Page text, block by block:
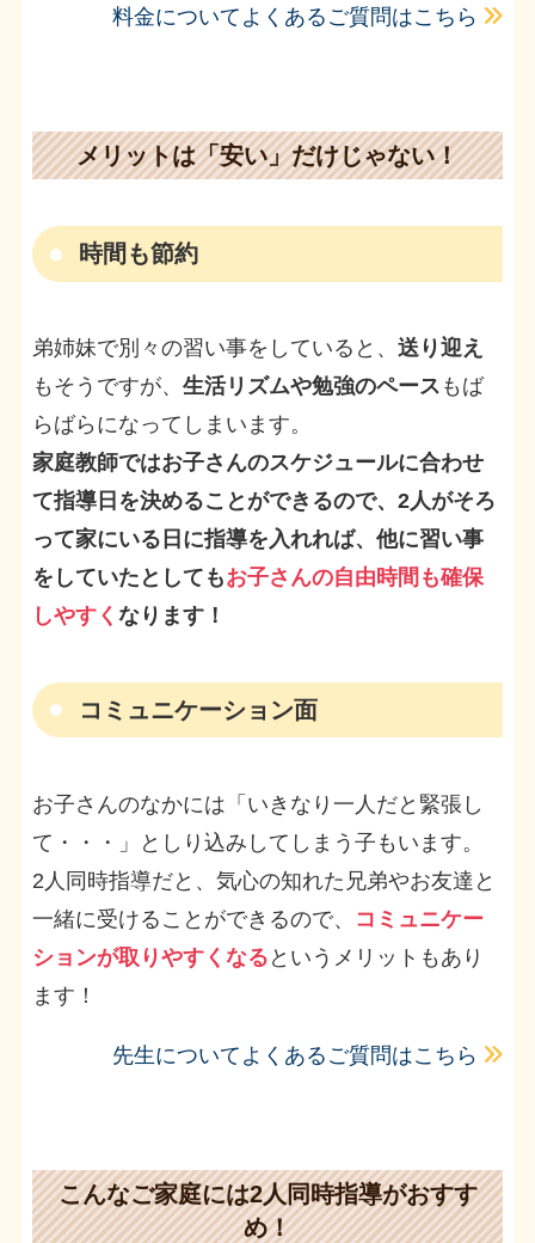
料金についてよくあるご質問はこちら
メリットは「安い」だけじゃない！
時間も節約
弟姉妹で別々の習い事をしていると、 送り迎え
もそうですが、 生活リズムや勉強のペース もば
らばらになってしまいます。
家庭教師ではお子さんのスケジュールに合わせ
て指導日を決めることができるので、2人がそろ
って家にいる日に指導を入れれば、他に習い事
をしていたとしてもお子さんの自由時間も確保
しやすく なります！
コミュニケーション面
お子さんのなかには「いきなり一人だと緊張し
て・・・」としり込みしてしまう子もいます。
2人同時指導だと、気心の知れた兄弟やお友達と
一緒に受けることができるので、
コミュニケー
ションが取りやすくなる というメリットもあり
ます！
先生についてよくあるご質問はこちら
こんなご家庭には2人同時指導がおすす
め！